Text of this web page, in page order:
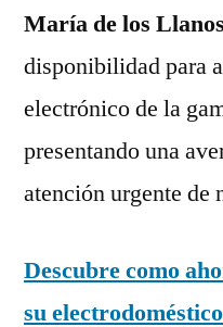
María de los Llanos
disponibilidad para
electrónico de la
presentando una
atención urgente de
Descubre como
su electrodoméstico